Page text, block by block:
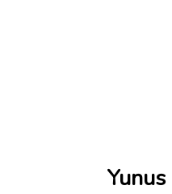
Yunus